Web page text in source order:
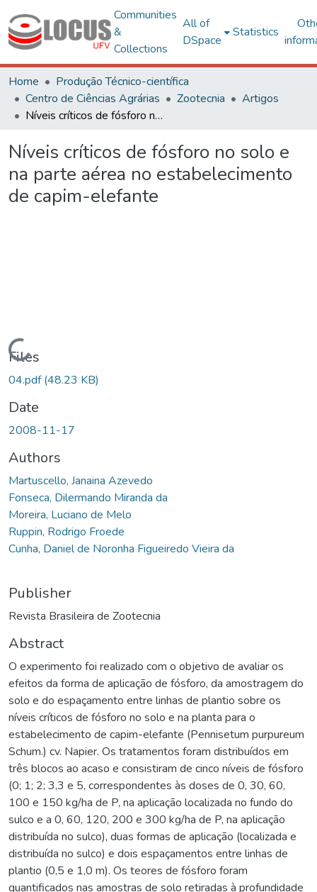
Communities
&
Collections
All of
DSpace
Statistics
Home
Produção Técnico-científica
Centro de Ciências Agrárias
Zootecnia
Artigos
Níveis críticos de fósforo no solo e na parte aérea no estabelecimento de capim-elefante
Níveis críticos de fósforo no solo e
na parte aérea no estabelecimento
de capim-elefante
Loading...
Files
04.pdf(48.23 KB)
Date
2008-11-17
Authors
Martuscello, Janaina Azevedo
Fonseca, Dilermando Miranda da
Moreira, Luciano de Melo
Ruppin, Rodrigo Froede
Cunha, Daniel de Noronha Figueiredo Vieira da
Publisher
Revista Brasileira de Zootecnia
Abstract
O experimento foi realizado com o objetivo de avaliar os
efeitos da forma de aplicação de fósforo, da amostragem do
solo e do espaçamento entre linhas de plantio sobre os
níveis críticos de fósforo no solo e na planta para o
estabelecimento de capim-elefante (Pennisetum purpureum
Schum.) cv. Napier. Os tratamentos foram distribuídos em
três blocos ao acaso e consistiram de cinco níveis de fósforo
(0; 1; 2; 3,3 e 5, correspondentes às doses de 0, 30, 60,
100 e 150 kg/ha de P, na aplicação localizada no fundo do
sulco e a 0, 60, 120, 200 e 300 kg/ha de P, na aplicação
distribuída no sulco), duas formas de aplicação (localizada e
distribuída no sulco) e dois espaçamentos entre linhas de
plantio (0,5 e 1,0 m). Os teores de fósforo foram
quantificados nas amostras de solo retiradas à profundidade